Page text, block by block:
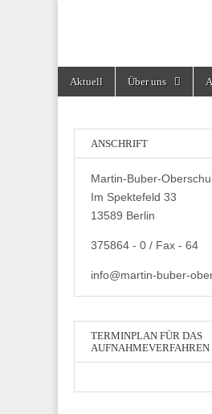
Martin-
Main
menu
Aktuell Über uns
ANSCHRIFT
Martin-Buber-
Im Spektefeld 33
13589 Berlin
375864 - 0 / Fax - 64
info@martin-buber-
TERMINPLAN FÜR DAS
AUFNAHMEVERFAHREN